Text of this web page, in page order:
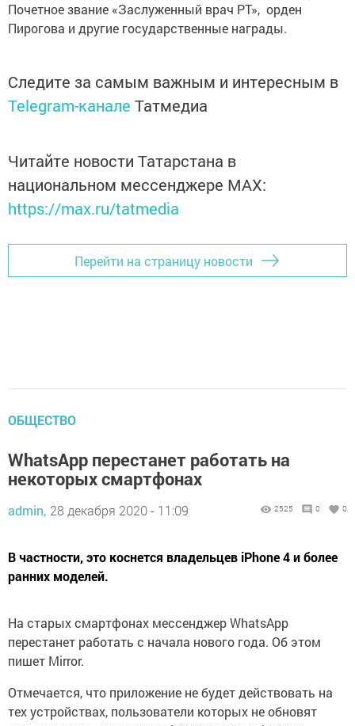
Почетное звание «Заслуженный врач РТ», орден
Пирогова и другие государственные награды.
Следите за самым важным и интересным в
Telegram-канале Татмедиа
Читайте новости Татарстана в
национальном мессенджере MАХ:
https://max.ru/tatmedia
Перейти на страницу новости
ОБЩЕСТВО
WhatsApp перестанет работать на
некоторых смартфонах
admin, 28 декабря 2020 - 11:09 2525 0 0
В частности, это коснется владельцев iPhone 4 и более
ранних моделей.
На старых смартфонах мессенджер WhatsApp
перестанет работать с начала нового года. Об этом
пишет Mirror.
Отмечается, что приложение не будет действовать на
тех устройствах, пользователи которых не обновят